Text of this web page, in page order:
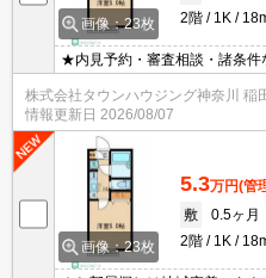
画像：23枚
2階
1K
★内見予約・審査相談・諸条
株式会社タウンハウジング神奈川 稲
情報更新日 2026/08/07
画像：23枚
5.3万円(管
敷
0.5ヶ月
2階
1K